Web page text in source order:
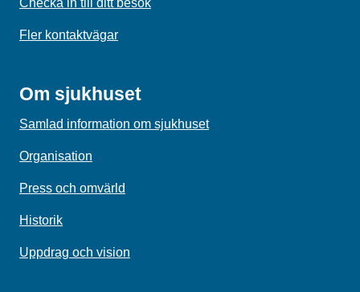
Checka in till ditt besök
Fler kontaktvägar
Om sjukhuset
Samlad information om sjukhuset
Organisation
Press och omvärld
Historik
Uppdrag och vision